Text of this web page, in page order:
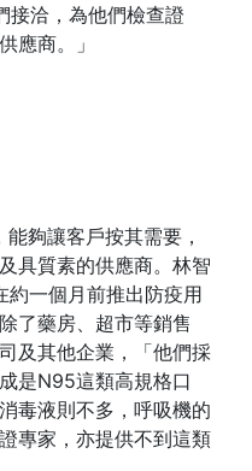
接洽，為他們檢查證
應商。」
夠讓客戶按其需要，
具質素的供應商。林智
一個月前推出防疫用
了藥房、超市等銷售
及其他企業，「他們採
是N95這類高規格口
毒液則不多，呼吸機的
專家，亦提供不到這類